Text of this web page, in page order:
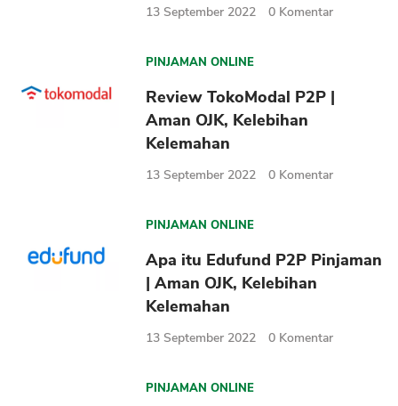
13 September 2022 0 Komentar
PINJAMAN ONLINE
Review TokoModal P2P |
Aman OJK, Kelebihan
Kelemahan
13 September 2022 0 Komentar
PINJAMAN ONLINE
Apa itu Edufund P2P Pinjaman
| Aman OJK, Kelebihan
Kelemahan
13 September 2022 0 Komentar
PINJAMAN ONLINE